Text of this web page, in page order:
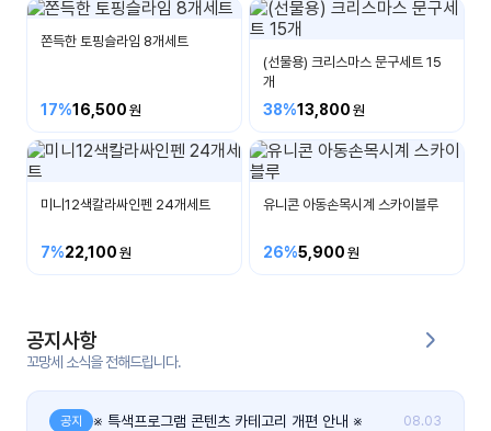
온라
인 강
의
강의
무료
강의
및
세미
수강
후기
자료
실
커
뮤
티
비눗방울/물총/말랑이/우산외
쫀득한 토핑슬라임 8개세트
17%16,500
(선물용) 크리스마스 문구세트 15
개
38%13,800
미니12색칼라싸인펜 24개세트
7%22,100
유니콘 아동손목시계 스카이블루
26%5,900
공지사항
꼬망세 소식을 전해드립니다.
공지 ※ 특색프로그램 콘텐츠 카테고리 개편 안내 ※ 08.03